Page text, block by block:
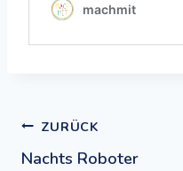
ZURÜCK
Nachts Roboter